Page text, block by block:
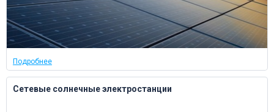
Подробнее
Сетевые солнечные электростанции